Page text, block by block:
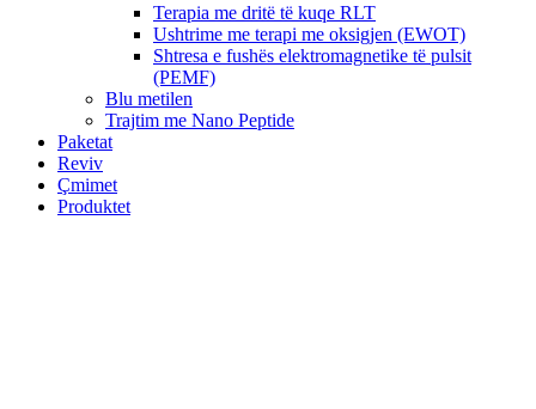
Terapia me dritë të kuqe RLT
Ushtrime me terapi me oksigjen (EWOT)
Shtresa e fushës elektromagnetike të pulsit
(PEMF)
Blu metilen
Trajtim me Nano Peptide
Paketat
Reviv
Çmimet
Produktet